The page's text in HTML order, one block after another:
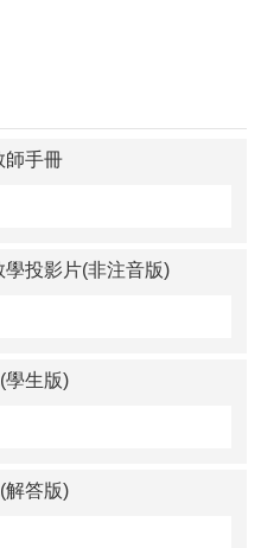
師手冊
投影片(非注音版)
學生版)
解答版)